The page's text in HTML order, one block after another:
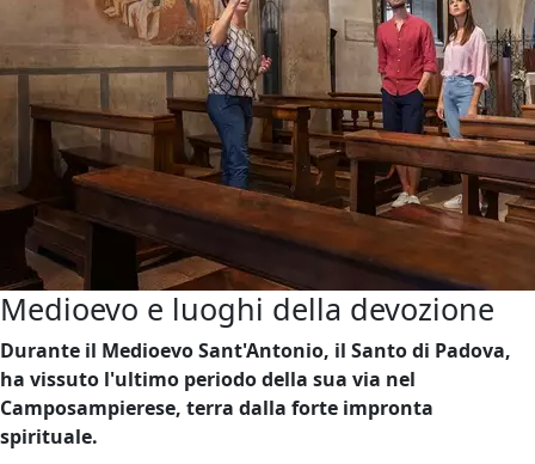
Medioevo e luoghi della devozione
Durante il Medioevo Sant'Antonio, il Santo di Padova,
ha vissuto l'ultimo periodo della sua via nel
Camposampierese, terra dalla forte impronta
spirituale.